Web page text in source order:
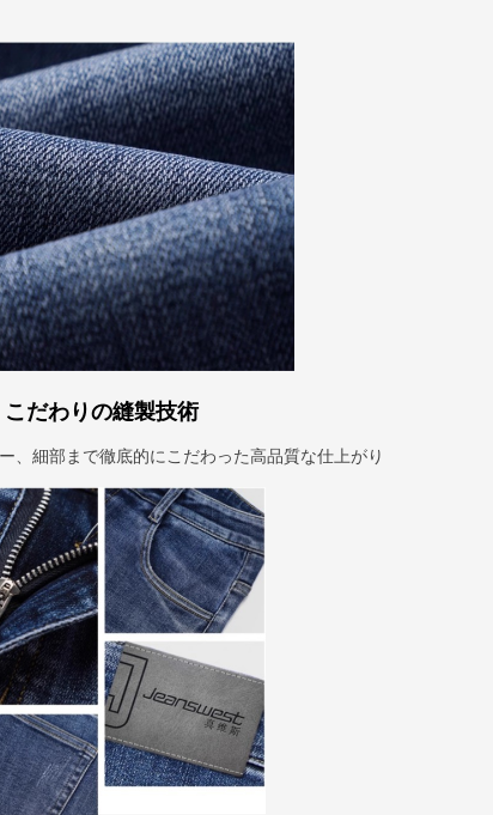
こだわりの縫製技術
、細部まで徹底的にこだわった高品質な仕上がり